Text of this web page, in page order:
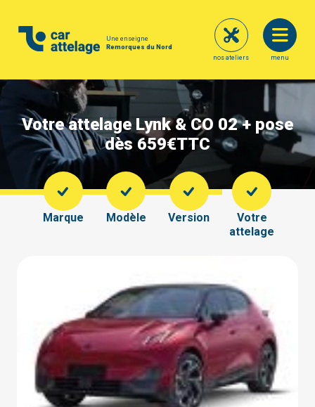
Une enseigne
Remorques du Nord
menu
nos ateliers
Votre attelage Lynk & CO 02 + pose
dès 659€TTC
Marque Modèle Version
Votre
attelage